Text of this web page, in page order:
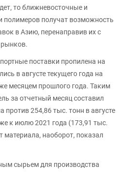
то ближневосточные и
полимеров получат возможность
в Азию, перенаправив их с
рынков.
поставки пропилена на
в августе текущего года на
месяцем прошлого года. Таким
за отчетный месяц составил
против 254,86 тыс. тонн в августе
к июлю 2021 года (173,91 тыс.
материала, наоборот, показал
сырьем для производства